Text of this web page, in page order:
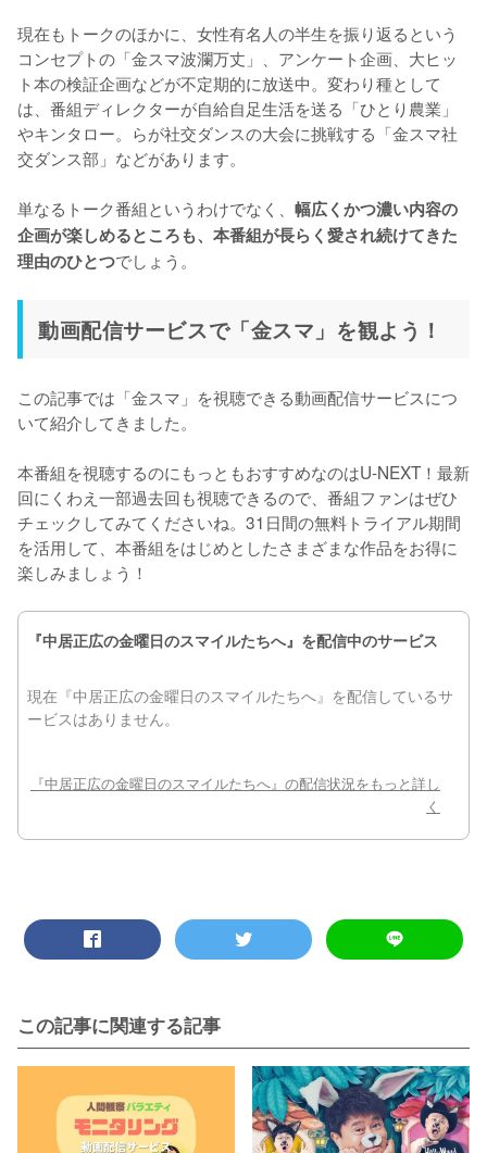
現在もトークのほかに、女性有名人の半生を振り返るという
コンセプトの「金スマ波瀾万丈」、アンケート企画、大ヒッ
ト本の検証企画などが不定期的に放送中。変わり種として
は、番組ディレクターが自給自足生活を送る「ひとり農業」
やキンタロー。らが社交ダンスの大会に挑戦する「金スマ社
交ダンス部」などがあります。
単なるトーク番組というわけでなく、 幅広くかつ濃い内容の
企画が楽しめるところも、本番組が長らく愛され続けてきた
理由のひとつでしょう。
動画配信サービスで「金スマ」を観よう！
この記事では「金スマ」を視聴できる動画配信サービスにつ
いて紹介してきました。
本番組を視聴するのにもっともおすすめなのはU-NEXT！最新
回にくわえ一部過去回も視聴できるので、番組ファンはぜひ
チェックしてみてくださいね。31日間の無料トライアル期間
を活用して、本番組をはじめとしたさまざまな作品をお得に
楽しみましょう！
この記事に関連する記事